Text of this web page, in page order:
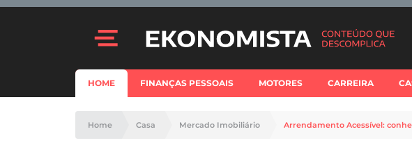
HOME FINANÇAS PESSOAIS MOTORES CARREIRA
Home Casa Mercado Imobiliário Arrendamento Acessível: